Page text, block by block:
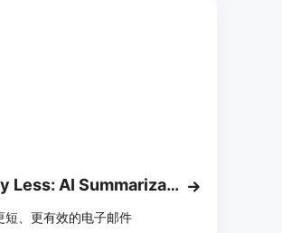
Say Less: AI Summarization Tool for Gmail
短、更有效的电子邮件